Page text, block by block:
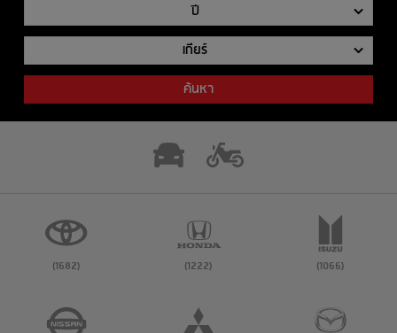
ปี
เกียร์
ค้นหา
(1682) (1222) (1066)